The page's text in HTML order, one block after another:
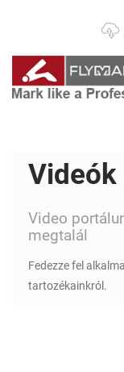
Videók
Video
megtalál
Fedezze fel
tartozékainkról.